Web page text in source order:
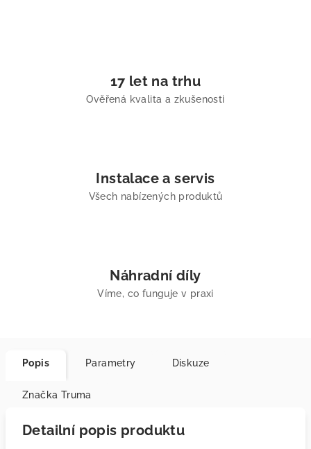
17 let na trhu
Ověřená kvalita a zkušenosti
Instalace a servis
Všech nabízených produktů
Náhradní díly
Víme, co funguje v praxi
Popis Parametry Diskuze
Značka Truma
Detailní popis produktu